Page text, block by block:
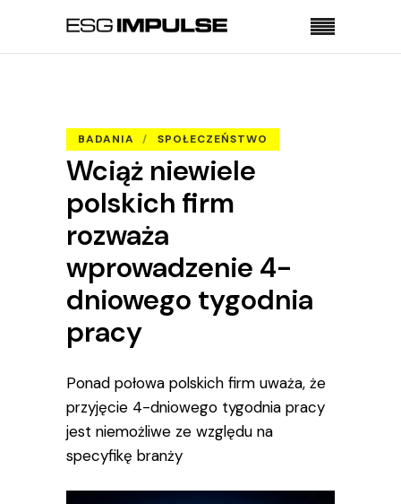
BADANIA SPOŁECZEŃSTWO
Wciąż niewiele
polskich firm
rozważa
wprowadzenie 4-
dniowego tygodnia
pracy
Ponad połowa polskich firm uważa, że
przyjęcie 4-dniowego tygodnia pracy
jest niemożliwe ze względu na
specyfikę branży